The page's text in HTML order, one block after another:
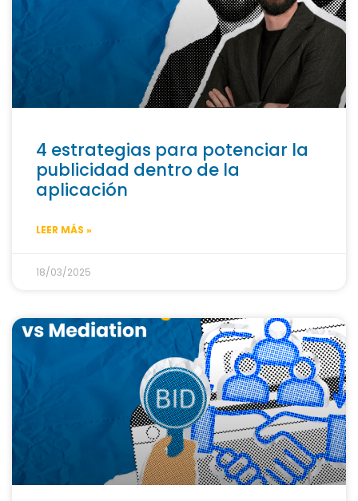
4 estrategias para potenciar la
publicidad dentro de la
aplicación
LEER MÁS »
18/03/2025